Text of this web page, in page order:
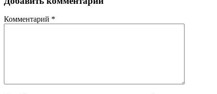
Комментарий *